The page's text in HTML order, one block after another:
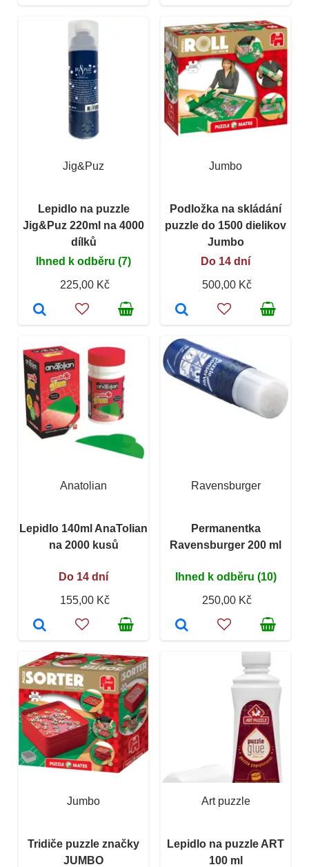
Jig&Puz
Lepidlo na puzzle
Jig&Puz 220ml na 4000
dílků
Ihned k odběru (7)
225,00 Kč
Jumbo
Podložka na skládání
puzzle do 1500 dielikov
Jumbo
Do 14 dní
500,00 Kč
Anatolian
Lepidlo 140ml AnaTolian
na 2000 kusů
Do 14 dní
155,00 Kč
Ravensburger
Permanentka
Ravensburger 200 ml
Ihned k odběru (10)
250,00 Kč
Jumbo
Tridiče puzzle značky
JUMBO
Art puzzle
Lepidlo na puzzle ART
100 ml